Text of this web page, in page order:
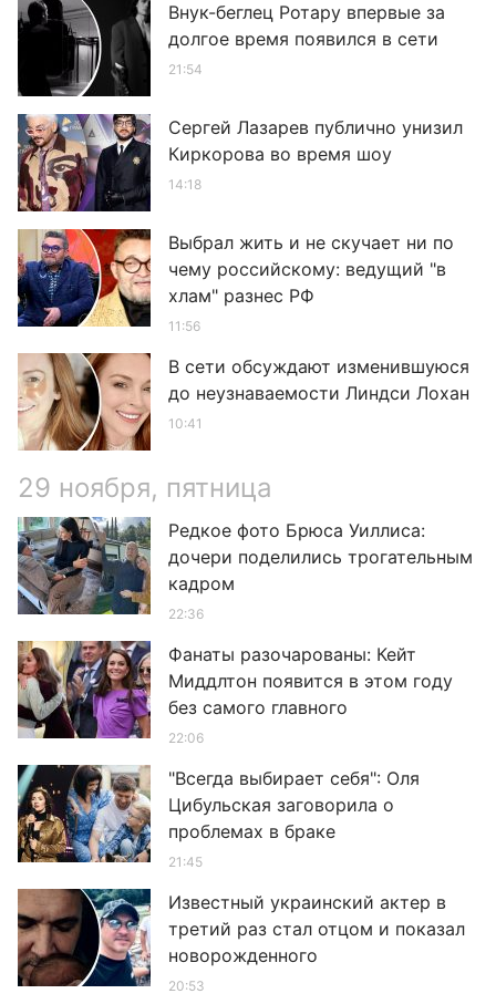
Внук-беглец Ротару впервые за
долгое время появился в сети
21:54
Сергей Лазарев публично унизил
Киркорова во время шоу
14:18
Выбрал жить и не скучает ни по
чему российскому: ведущий "в
хлам" разнес РФ
11:56
В сети обсуждают изменившуюся
до неузнаваемости Линдси Лохан
10:41
29 ноября, пятница
Редкое фото Брюса Уиллиса:
дочери поделились трогательным
кадром
22:36
Фанаты разочарованы: Кейт
Миддлтон появится в этом году
без самого главного
22:06
"Всегда выбирает себя": Оля
Цибульская заговорила о
проблемах в браке
21:45
Известный украинский актер в
третий раз стал отцом и показал
новорожденного
20:53